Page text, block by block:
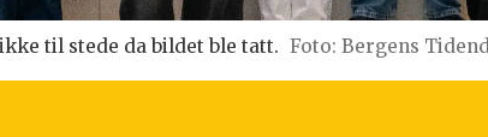
til stede da bildet ble tatt. Foto: Bergens